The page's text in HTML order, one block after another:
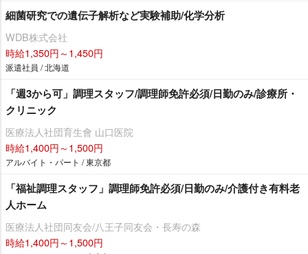
細菌研究での遺伝子解析など実験補助/化学分析
WDB株式会社
時給1,350円～1,450円
派遣社員 / 北海道
「週3から可」調理スタッフ/調理師免許必須/日勤のみ/診療所・
クリニック
医療法人社団育生會 山口医院
時給1,400円～1,500円
アルバイト・パート / 東京都
「福祉調理スタッフ」調理師免許必須/日勤のみ/介護付き有料老
人ホーム
医療法人社団同友会/八王子同友会・長寿の森
時給1,400円～1,500円